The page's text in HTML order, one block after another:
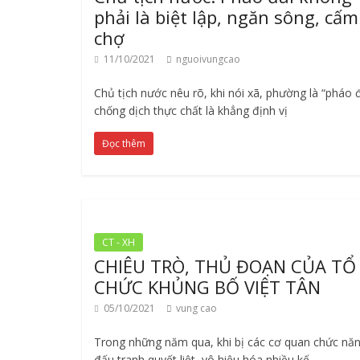
phải là biệt lập, ngăn sông, cấm
chợ
11/10/2021 nguoivungcao
Chủ tịch nước nêu rõ, khi nói xã, phường là “pháo
chống dịch thực chất là khẳng định vị
Đọc thêm
CT - XH
CHIÊU TRÒ, THỦ ĐOẠN CỦA TỔ
CHỨC KHỦNG BỐ VIỆT TÂN
05/10/2021 vung cao
Trong những năm qua, khi bị các cơ quan chức